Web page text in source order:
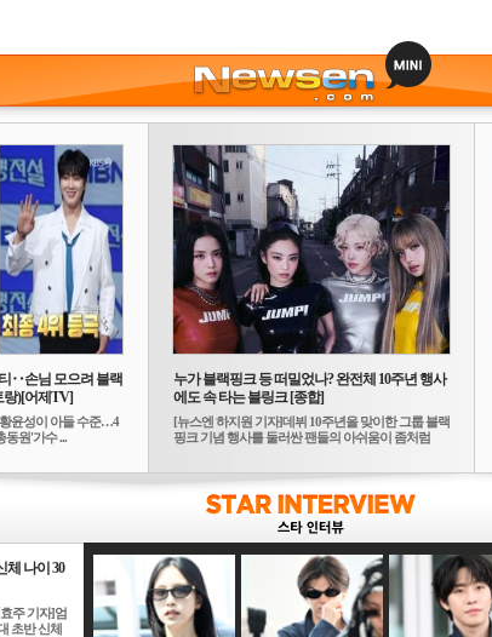
‥손님 모으려 블랙
랑)[어제TV]
윤성이 아들 수준…4
동원'가수 ...
누가 블랙핑크 등 떠밀었나? 완전체 10주년 행사
에도 속 타는 블링크 [종합]
[뉴스엔 하지원 기자]데뷔 10주년을 맞이한 그룹 블랙
핑크 기념 행사를 둘러싼 팬들의 아쉬움이 좀처럼
체 나이 30
주 기자]엄
초반 신체